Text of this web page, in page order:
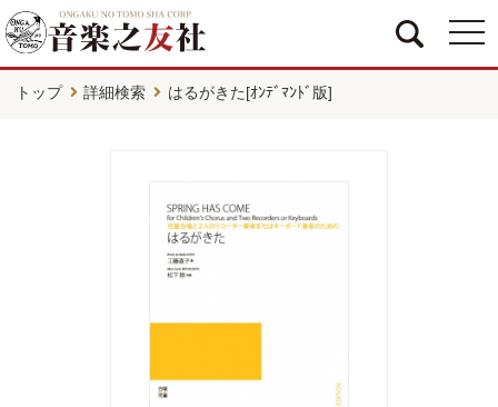
トップ 詳細検索 はるがきた[ｵﾝﾃﾞﾏﾝﾄﾞ版]